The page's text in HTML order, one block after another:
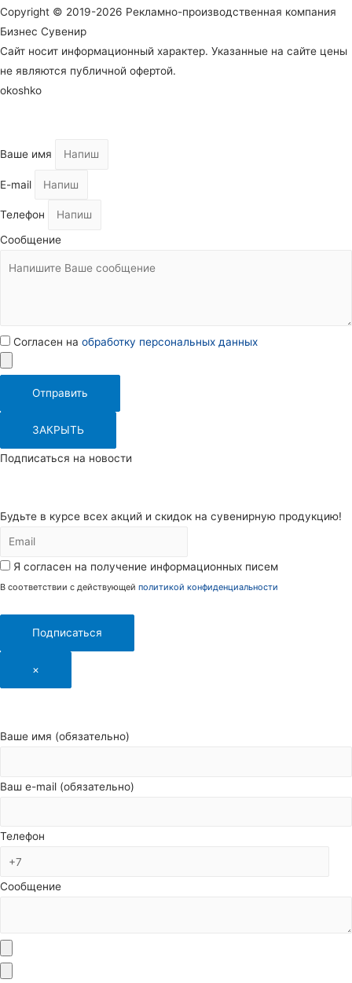
Copyright © 2019-2026 Рекламно-производственная компания
Бизнес Сувенир
Сайт носит информационный характер. Указанные на сайте цены
не являются публичной офертой.
okoshko
Ваше имя
E-mail
Телефон
Сообщение
Согласен на обработку персональных данных
Отправить
ЗАКРЫТЬ
Подписаться на новости
Будьте в курсе всех акций и скидок на сувенирную продукцию!
Я согласен на получение информационных писем
В соответствии с действующей политикой конфиденциальности
Подписаться
×
Ваше имя (обязательно)
Ваш e-mail (обязательно)
Телефон
Сообщение